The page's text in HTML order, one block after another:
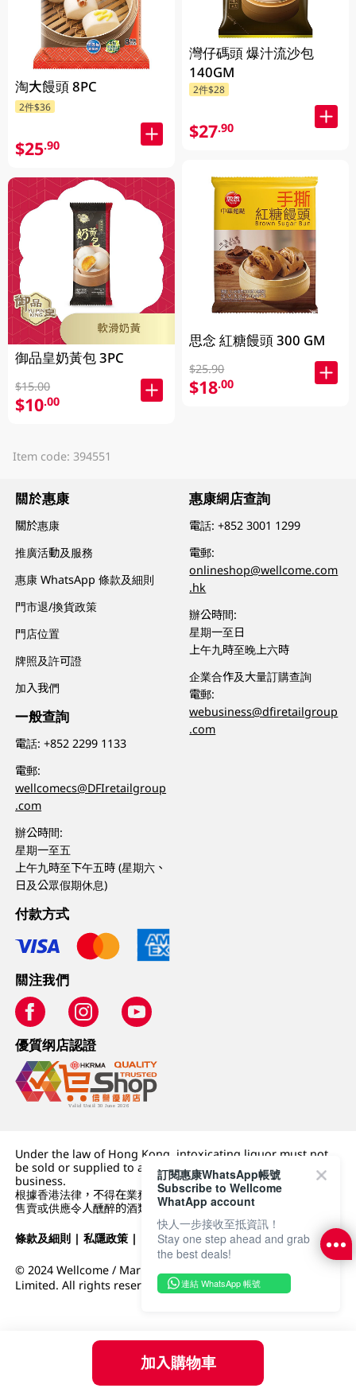
加入購物車
淘大饅頭 8PC
2件$36
$25.90
御品皇奶黃包 3PC
$15.00
$10.00
灣仔碼頭 爆汁流沙包
140GM
2件$28
$27.90
思念 紅糖饅頭 300 GM
$25.90
$18.00
Item code: 394551
關於惠康
關於惠康
推廣活動及服務
惠康 WhatsApp 條款及細則
門市退/換貨政策
門店位置
牌照及許可證
加入我們
一般查詢
電話:+852 2299 1133
電郵:
wellcomecs@DFIretailgroup
.com
辦公時間:
星期一至五
上午九時至下午五時 (星期六、
日及公眾假期休息)
惠康網店查詢
電話:+852 3001 1299
電郵:
onlineshop@wellcome.com
.hk
辦公時間:
星期一至日
上午九時至晚上六時
企業合作及大量訂購查詢
電郵:
webusiness@dfiretailgroup
.com
付款方式
關注我們
優質纲店認證
Under the law of Hong Kong, intoxicating liquor must not
be sold or supplied to a minor (under 18) in the course of
business.
根據香港法律，不得在業務過程中，向未成年人 (18 歲以下人士)
售賣或供應令人醺醉的酒類。
條款及細則 |私隱政策 | DFI零售集團
© 2024 Wellcome / Market Place. The Dairy Farm Company
Limited. All rights reserved.
訂閱惠康WhatsApp帳號
Subscribe to Wellcome
WhatApp account
快人一步接收至抵資訊！
Stay one step ahead and grab
the best deals!
連結 WhatsApp 帳號